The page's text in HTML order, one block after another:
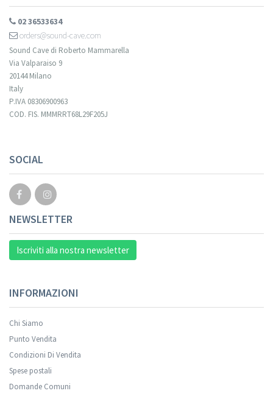
02 36533634
orders@sound-cave.com
Sound Cave di Roberto Mammarella
Via Valparaiso 9
20144 Milano
Italy
P.IVA 08306900963
COD. FIS. MMMRRT68L29F205J
SOCIAL
NEWSLETTER
Iscriviti alla nostra newsletter
INFORMAZIONI
Chi Siamo
Punto Vendita
Condizioni Di Vendita
Spese postali
Domande Comuni